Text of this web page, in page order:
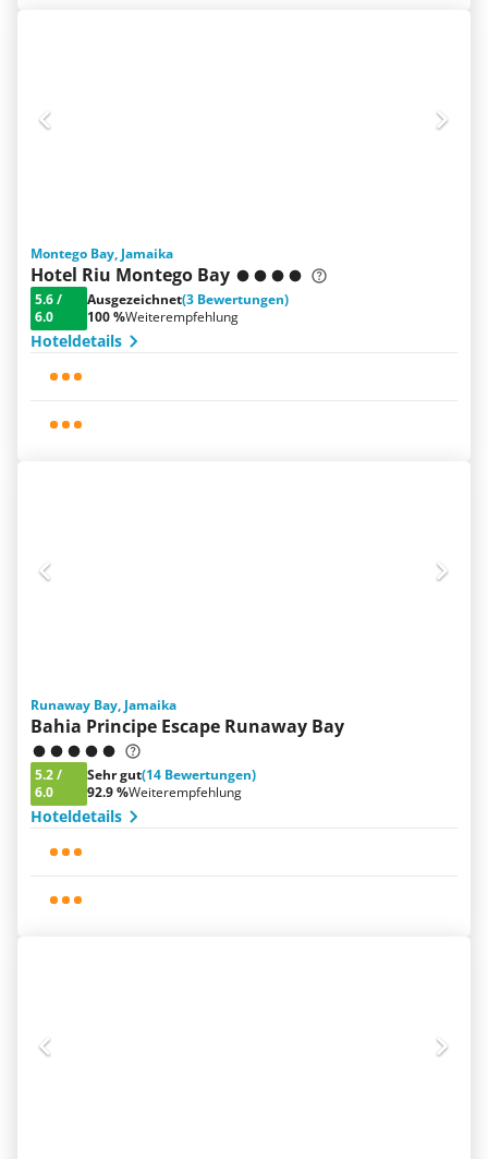
Montego Bay, Jamaika
Hotel Riu Montego Bay
5.6/
6.0
Ausgezeichnet(3 Bewertungen)
100 %Weiterempfehlung
Hoteldetails
Runaway Bay, Jamaika
Bahia Principe Escape Runaway Bay
5.2/
6.0
Sehr gut(14 Bewertungen)
92.9 %Weiterempfehlung
Hoteldetails